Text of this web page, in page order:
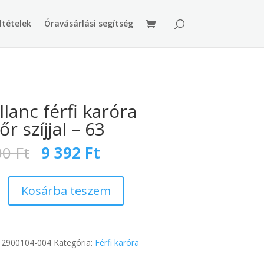
Óravásárlási segítség
férfi karóra
szíjjal – 63
Ft Original
price
was:
15
400 Ft.
9 392 Ft
is:
9
392 Ft.
Kosárba teszem
2900104-004 Kategória: Férfi karóra